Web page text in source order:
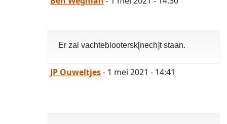
Er zal vachteblootersk[nech]t staan.
JP Ouweltjes- 1 mei 2021 - 14:41